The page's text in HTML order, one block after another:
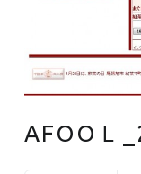
AFOOＬ